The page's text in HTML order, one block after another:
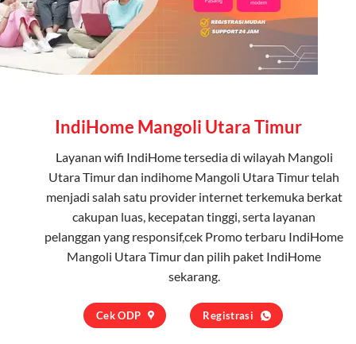
IndiHome Mangoli Utara Timur
Layanan wifi IndiHometersedia di wilayah Mangoli
Utara Timur dan indihome Mangoli Utara Timur telah
menjadi salah satu provider internet terkemuka berkat
cakupan luas, kecepatan tinggi, serta layanan
pelanggan yang responsif,cek Promo terbaru IndiHome
Mangoli Utara Timur dan pilih paket IndiHome
sekarang.
Cek ODP Registrasi